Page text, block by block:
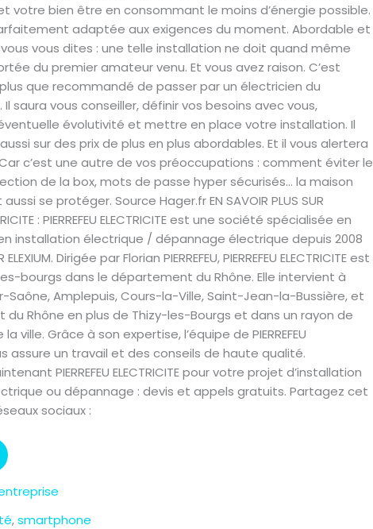
votre bien être en consommant le moins d’énergie possible.
adaptée aux exigences du moment. Abordable et
vous vous dites : une telle installation ne doit quand même
du premier amateur venu. Et vous avez raison. C’est
que recommandé de passer par un électricien du
Il saura vous conseiller, définir vos besoins avec vous,
évolutivité et mettre en place votre installation. Il
sur des prix de plus en plus abordables. Et il vous alertera
c’est une autre de vos préoccupations : comment éviter le
de la box, mots de passe hyper sécurisés… la maison
se protéger. Source Hager.fr EN SAVOIR PLUS SUR
: PIERREFEU ELECTRICITE est une société spécialisée en
installation électrique / dépannage électrique depuis 2008
Dirigée par Florian PIERREFEU, PIERREFEU ELECTRICITE est
bourgs dans le département du Rhône. Elle intervient à
Saône, Amplepuis, Cours-la-Ville, Saint-Jean-la-Bussière, et
Rhône en plus de Thizy-les-Bourgs et dans un rayon de
ville. Grâce à son expertise, l’équipe de PIERREFEU
assure un travail et des conseils de haute qualité.
PIERREFEU ELECTRICITE pour votre projet d’installation
ou dépannage : devis et appels gratuits. Partagez cet
sociaux :
,smartphone